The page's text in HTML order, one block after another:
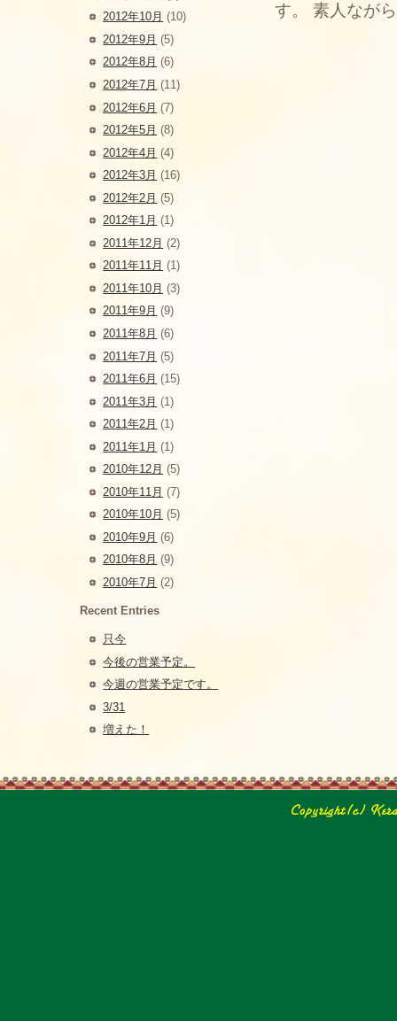
す。 素人なが
2012年10月 (10)
2012年9月 (5)
2012年8月 (6)
2012年7月 (11)
2012年6月 (7)
2012年5月 (8)
2012年4月 (4)
2012年3月 (16)
2012年2月 (5)
2012年1月 (1)
2011年12月 (2)
2011年11月 (1)
2011年10月 (3)
2011年9月 (9)
2011年8月 (6)
2011年7月 (5)
2011年6月 (15)
2011年3月 (1)
2011年2月 (1)
2011年1月 (1)
2010年12月 (5)
2010年11月 (7)
2010年10月 (5)
2010年9月 (6)
2010年8月 (9)
2010年7月 (2)
Recent Entries
只今
今後の営業予定。
今週の営業予定です。
3/31
増えた！